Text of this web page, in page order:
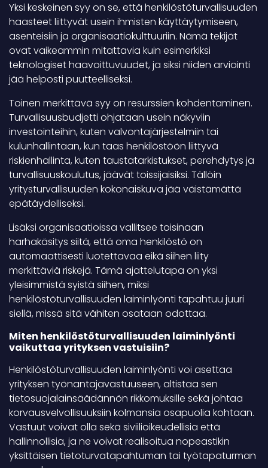
Yksi keskeinen syy on se, että henkilöstöturvallisuuden
haasteet liittyvät usein ihmisten käyttäytymiseen,
asenteisiin ja organisaatiokulttuuriin. Nämä tekijät
ovat vaikeammin mitattavia kuin esimerkiksi
teknologiset haavoittuvuudet, ja siksi niiden arviointi
jää helposti puutteelliseksi.
Toinen merkittävä syy on resurssien kohdentaminen.
Turvallisuusbudjetti ohjataan usein näkyviin
investointeihin, kuten valvontajärjestelmiin tai
kulunhallintaan, kun taas henkilöstöön liittyvä
riskienhallinta, kuten taustatarkistukset, perehdytys ja
turvallisuuskoulutus, jäävät toissijaisiksi. Tällöin
yritysturvallisuuden kokonaiskuva jää väistämättä
epätäydelliseksi.
Lisäksi organisaatioissa vallitsee toisinaan
harhakäsitys siitä, että oma henkilöstö on
automaattisesti luotettavaa eikä siihen liity
merkittäviä riskejä. Tämä ajattelutapa on yksi
yleisimmistä syistä siihen, miksi
henkilöstöturvallisuuden laiminlyönti tapahtuu juuri
siellä, missä sitä vähiten osataan odottaa.
Miten henkilöstöturvallisuuden laiminlyönti
vaikuttaa yrityksen vastuisiin?
Henkilöstöturvallisuuden laiminlyönti voi asettaa
yrityksen työnantajavastuuseen, altistaa sen
tietosuojalainsäädännön rikkomuksille sekä johtaa
korvausvelvollisuuksiin kolmansia osapuolia kohtaan.
Vastuut voivat olla sekä siviilioikeudellisia että
hallinnollisia, ja ne voivat realisoitua nopeastikin
yksittäisen tietoturvatapahtuman tai työtapaturman